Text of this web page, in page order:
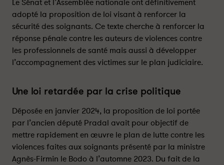
a
r
l
m
e
t
u
r
c
i
t
a
r
l
e
m
e
u
r
c
i
t
Le Sénat et l’Assemblée nationale ont définitivement
adopté la proposition de loi visant à renforcer la
sécurité des soignants. Ce texte cherche à renforcer la
réponse pénale contre les auteurs de violences contre
les professionnels de santé mais aussi à développer
l’accompagnement des victimes sur le plan judiciaire.
Une loi retardée par la crise politique
Déposée en janvier 2024, la proposition de loi portée
par l’ancien député Pradal avait pour objectif de
mettre rapidement en œuvre le plan de lutte contre les
violences faites aux soignants présenté par la ministre
Agnès-Firmin le Bodo à l’automne 2023. Du fait de la